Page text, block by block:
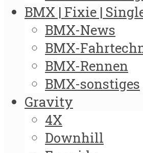
BMX | Fixie |
BMX-News
BMX-
BMX-Rennen
BMX-sonstiges
Gravity
4X
Downhill